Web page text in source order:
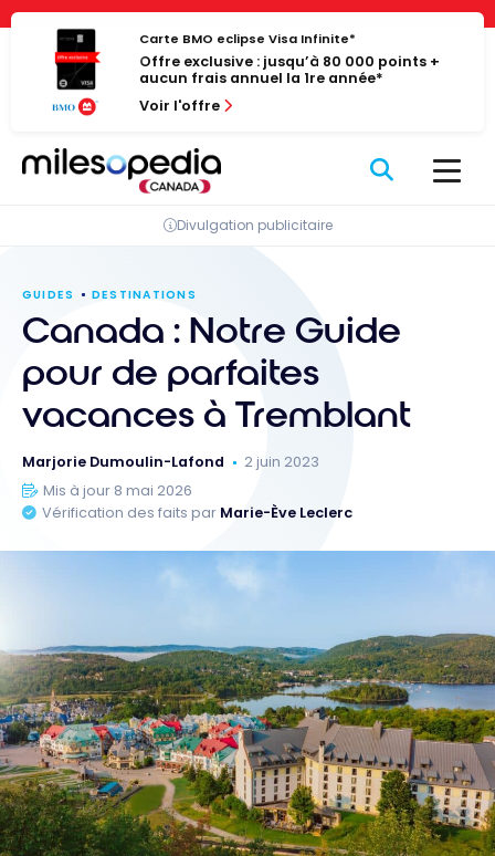
Panneau de gestion des cookies
Passer
contenu
Carte BMO eclipse Visa Infinite*
Offre exclusive : jusqu’à 80 000 points +
aucun frais annuel la 1re année*
Voir l'offre
Divulgation publicitaire
GUIDES DESTINATIONS
Canada : Notre Guide
pour de parfaites
vacances à Tremblant
Marjorie Dumoulin-Lafond
2 juin 2023
Mis à jour 8 mai 2026
Vérification des faits par Marie-Ève Leclerc